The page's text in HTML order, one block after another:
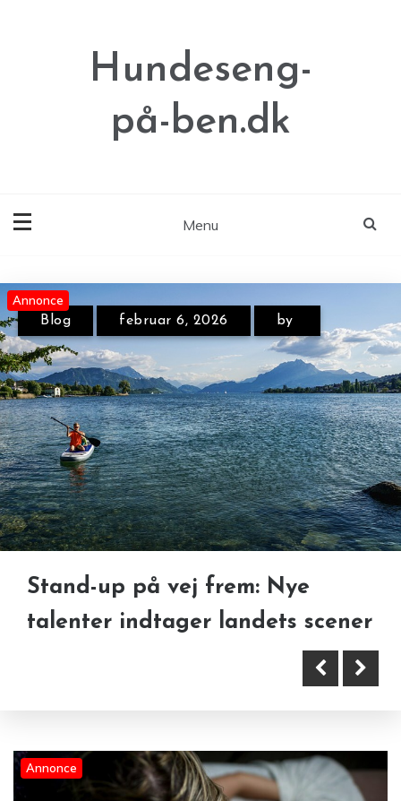
Hundeseng-
på-ben.dk
Menu
Annonce
Derfor kan spændinger opstå af
ting, du aldrig havde mistænkt
Annonce
brændende smerte: En guide til
Blog februar 6, 2026 by
Annonce
Stand-up på vej frem: Nye
talenter indtager landets scener
Annonce